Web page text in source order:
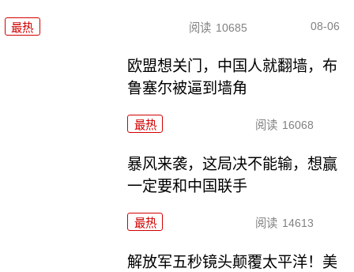
最热 阅读 10685 08-06
欧盟想关门，中国人就翻墙，布
鲁塞尔被逼到墙角
最热 阅读 16068
暴风来袭，这局决不能输，想赢
一定要和中国联手
最热 阅读 14613
解放军五秒镜头颠覆太平洋！美